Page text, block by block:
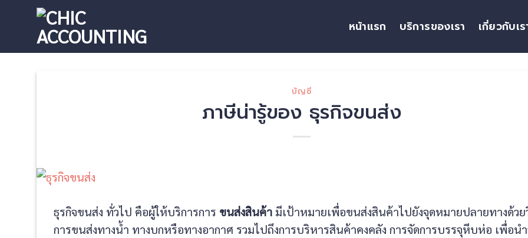
content
หน้าแรก บริการของเรา เกี่ยวกับเร
บัญชี
ภาษีน่ารู้ของ ธุรกิจขนส่ง
ธุรกิจขนส่ง ทั่วไป คือผู้ให้บริการการ ขนส่งสินค้า มีเป้าหมายเพื่อขนส่งสินค้าไปยังจุดหมายปลายทางด้วย
การขนส่งทางน้ำ ทางบกหรือทางอากาศ รวมไปถึงการบริหารสินค้าคงคลัง การจัดการบรรจุหีบห่อ เพื่อน